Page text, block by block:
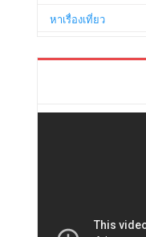
หาเรื่องเที่ยว